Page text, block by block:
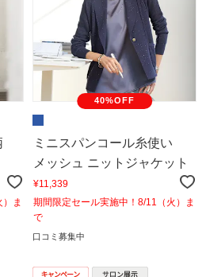
ま
40%OFF
ミニスパンコール糸使い
メッシュ ニットジャケット
¥11,339
期間限定セール実施中！8/11（火）ま
で
口コミ募集中